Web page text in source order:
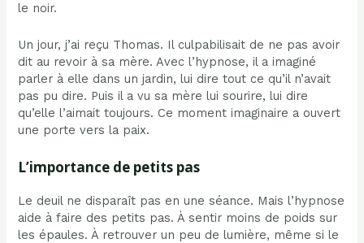
le noir.
Un jour, j’ai reçu Thomas. Il culpabilisait de ne pas avoir
dit au revoir à sa mère. Avec l’hypnose, il a imaginé
parler à elle dans un jardin, lui dire tout ce qu’il n’avait
pas pu dire. Puis il a vu sa mère lui sourire, lui dire
qu’elle l’aimait toujours. Ce moment imaginaire a ouvert
une porte vers la paix.
L’importance de petits pas
Le deuil ne disparaît pas en une séance. Mais l’hypnose
aide à faire des petits pas. À sentir moins de poids sur
les épaules. À retrouver un peu de lumière, même si le